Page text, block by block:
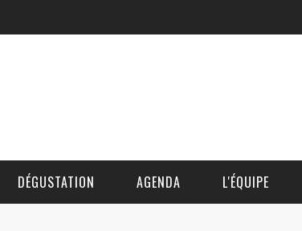
DÉGUSTATION AGENDA L'ÉQUIPE